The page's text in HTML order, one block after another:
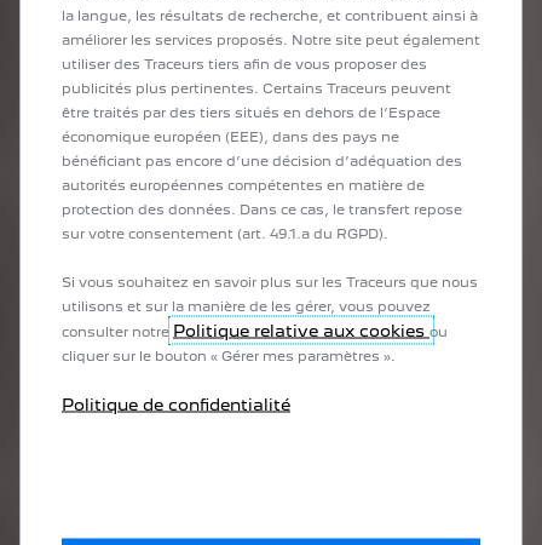
Par exemple, sur une borne publique de charge rapide, il vous
faudra environ 1 h 30, avec une puissance de charge comprise
entre 100 kW et 50 kW, pour recharger la batterie de votre
Peugeot e-208 à 100 % !
Pour les recharges à domicile, avec une simple prise électrique, il
est vrai que la recharge peut prendre beaucoup de temps. Mais il
existe aujourd’hui d’autres systèmes plus puissants qui
permettent de réduire considérablement le temps de recharge.
Par exemple : avec une prise WallBox, il vous faudra seulement 4
la langue, les résultats de recherche, et contribuent ainsi à
améliorer les services proposés. Notre site peut également
utiliser des Traceurs tiers afin de vous proposer des
publicités plus pertinentes. Certains Traceurs peuvent
être traités par des tiers situés en dehors de l’Espace
économique européen (EEE), dans des pays ne
bénéficiant pas encore d’une décision d’adéquation des
autorités européennes compétentes en matière de
protection des données. Dans ce cas, le transfert repose
sur votre consentement (art. 49.1.a du RGPD).
Si vous souhaitez en savoir plus sur les Traceurs que nous
utilisons et sur la manière de les gérer, vous pouvez
consulter notre Politique relative aux cookies ou
cliquer sur le bouton « Gérer mes paramètres ».
Politique de confidentialité